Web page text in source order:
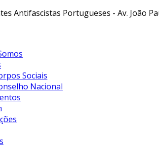
Antifascistas Portugueses - Av. João
Sociais
Nacional